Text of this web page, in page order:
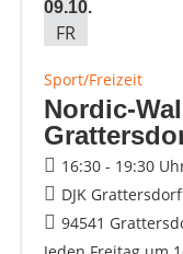
09.10.
FR
Sport/Freizeit
Nordic-
16:30 - 19:30
DJK
94541